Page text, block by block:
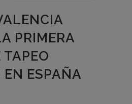
PRIMERA
TAPEO
ESPAÑA